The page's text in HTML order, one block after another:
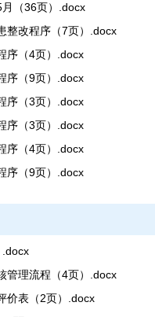
（36页）.docx
整改程序（7页）.docx
序（4页）.docx
序（9页）.docx
序（3页）.docx
序（3页）.docx
序（4页）.docx
序（9页）.docx
.docx
管理流程（4页）.docx
价表（2页）.docx